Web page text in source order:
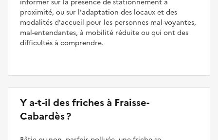
proximité, ou sur l'adaptation des locaux et des
modalités d'accueil pour les personnes mal-voyantes,
mal-entendantes, à mobilité réduite ou qui ont des
difficultés à comprendre.
Y a-t-il des friches à Fraisse-
Cabardès ?